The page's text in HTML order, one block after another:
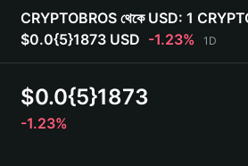
Português (Portugal)
Bahasa Indonesia
Español
CRYPTOBROS থেকে USD: 1
$0.0{5}1873 USD -1.23% 1D
$0.0{5}1873
-1.23%